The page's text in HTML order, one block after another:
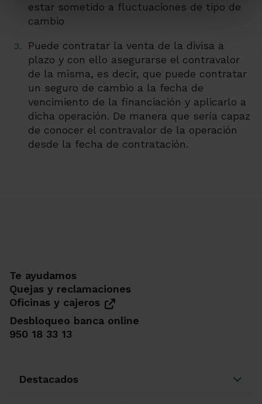
estar sometido a fluctuaciones de tipo de
cambio
Puede contratar la venta de la divisa a
plazo y con ello asegurarse el contravalor
de la misma, es decir, que puede contratar
un seguro de cambio a la fecha de
vencimiento de la financiación y aplicarlo a
dicha operación. De manera que sería capaz
de conocer el contravalor de la operación
desde la fecha de contratación.
Te ayudamos
Quejas y reclamaciones
Oficinas y cajeros
Desbloqueo banca online
950 18 33 13
Destacados